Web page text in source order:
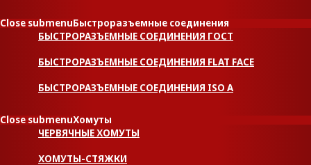
Close submenuБыстроразъемные соединения
БЫСТРОРАЗЪЕМНЫЕ СОЕДИНЕНИЯ ГОСТ
БЫСТРОРАЗЪЕМНЫЕ СОЕДИНЕНИЯ FLAT FACE
БЫСТРОРАЗЪЕМНЫЕ СОЕДИНЕНИЯ ISO A
Close submenuХомуты
ЧЕРВЯЧНЫЕ ХОМУТЫ
ХОМУТЫ-СТЯЖКИ